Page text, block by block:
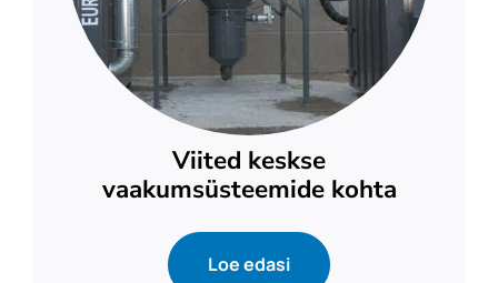
Viited keskse
vaakumsüsteemide kohta
Loe edasi